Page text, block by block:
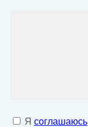
Я соглашаюсь